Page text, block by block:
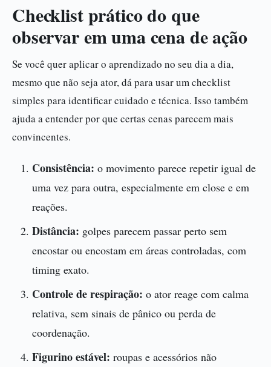
Checklist prático do que
observar em uma cena de ação
Se você quer aplicar o aprendizado no seu dia a dia,
mesmo que não seja ator, dá para usar um checklist
simples para identificar cuidado e técnica. Isso também
ajuda a entender por que certas cenas parecem mais
convincentes.
Consistência: o movimento parece repetir igual de
uma vez para outra, especialmente em close e em
reações.
Distância: golpes parecem passar perto sem
encostar ou encostam em áreas controladas, com
timing exato.
Controle de respiração: o ator reage com calma
relativa, sem sinais de pânico ou perda de
coordenação.
Figurino estável: roupas e acessórios não